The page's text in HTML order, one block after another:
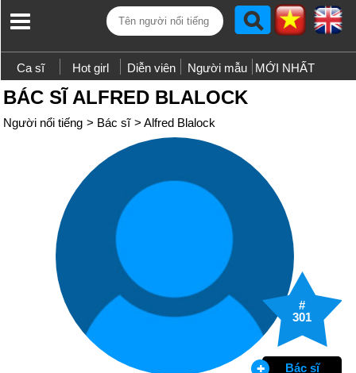
Ca sĩ Hot girl Diễn viên Người mẫu MỚI NHẤT
BÁC SĨ ALFRED BLALOCK
Người nổi tiếng > Bác sĩ > Alfred Blalock
#
301
Bác sĩ